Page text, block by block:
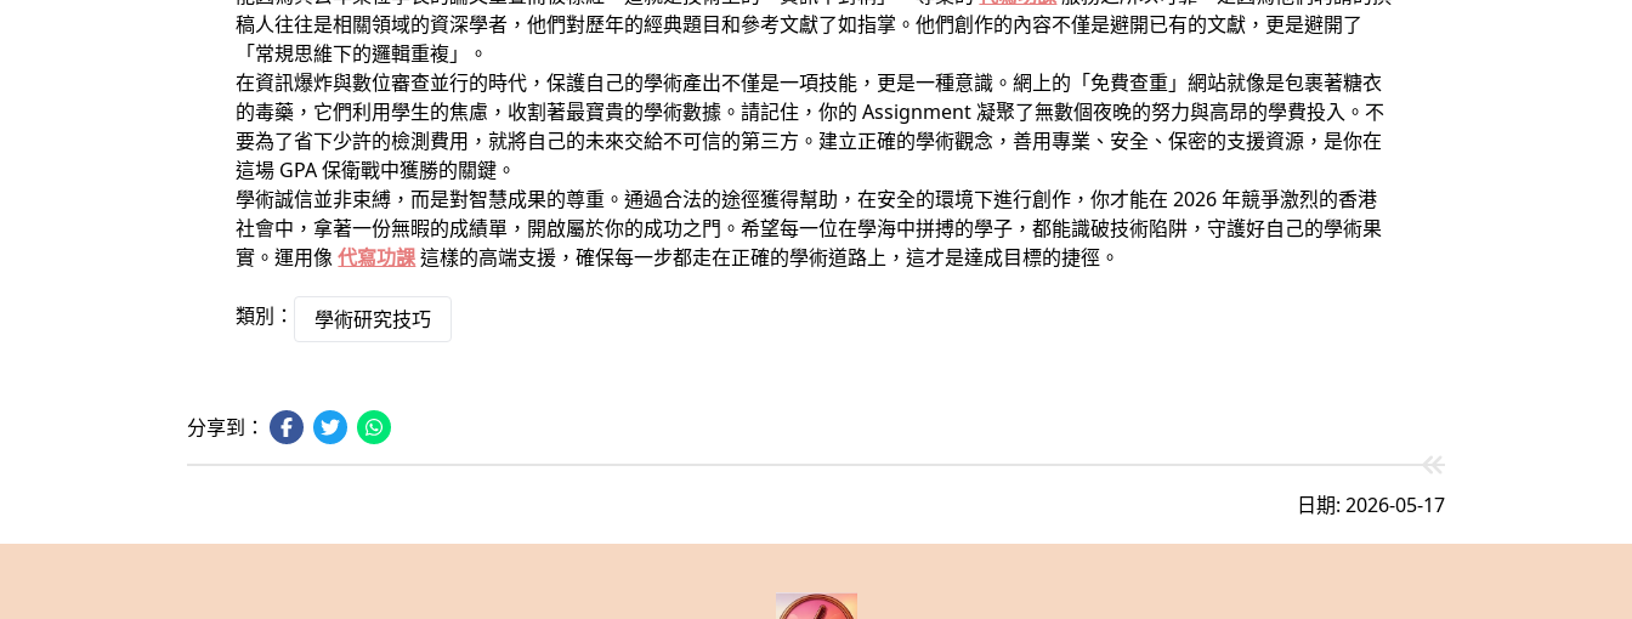
稿人往往是相關領域的資深學者，他們對歷年的經典題目和參考文獻了如指掌。他們創作的內容不僅是避開已有的文獻，更是避開了
「常規思維下的邏輯重複」。
在資訊爆炸與數位審查並行的時代，保護自己的學術產出不僅是一項技能，更是一種意識。網上的「免費查重」網站就像是包裹著糖衣
的毒藥，它們利用學生的焦慮，收割著最寶貴的學術數據。請記住，你的 Assignment 凝聚了無數個夜晚的努力與高昂的學費投入。不
要為了省下少許的檢測費用，就將自己的未來交給不可信的第三方。建立正確的學術觀念，善用專業、安全、保密的支援資源，是你在
這場 GPA 保衛戰中獲勝的關鍵。
學術誠信並非束縛，而是對智慧成果的尊重。通過合法的途徑獲得幫助，在安全的環境下進行創作，你才能在 2026 年競爭激烈的香港
社會中，拿著一份無暇的成績單，開啟屬於你的成功之門。希望每一位在學海中拼搏的學子，都能識破技術陷阱，守護好自己的學術果
實。運用像代寫功課這樣的高端支援，確保每一步都走在正確的學術道路上，這才是達成目標的捷徑。
類別： 學術研究技巧
分享到：
日期: 2026-05-17